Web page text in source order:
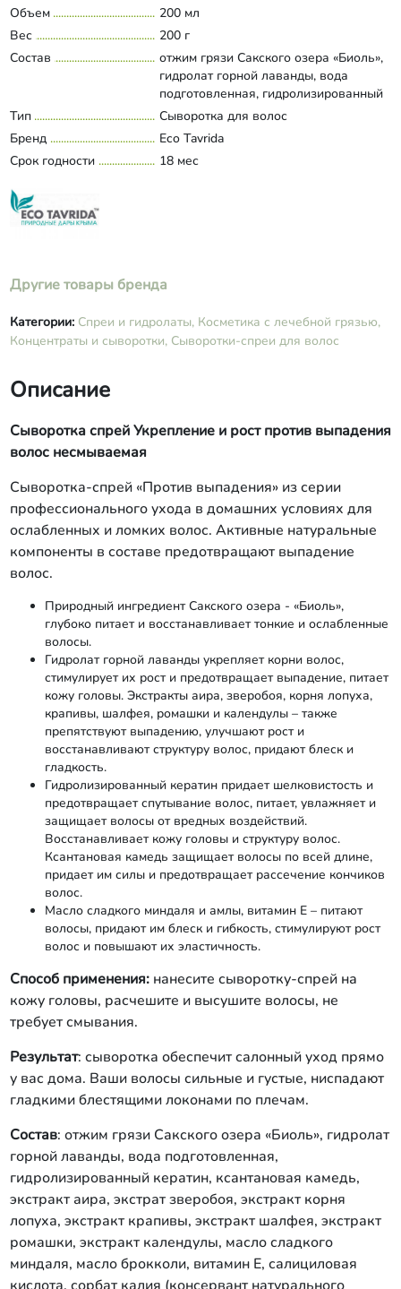
Объем
200 мл
Вес
200 г
Состав
отжим грязи Сакского озера «Биоль»,
гидролат горной лаванды, вода
подготовленная, гидролизированный
кератин, ксантановая камедь, экстракт
аира, экстрат зверобоя, экстракт
корня лопуха, экстракт крапивы,
экстракт шалфея, экстракт ромашки,
Развернуть состав
Тип
Сыворотка для волос
Бренд
Eco Tavrida
Срок годности
18 мес
Другие товары бренда
Категории: Спреи и гидролаты, Косметика с лечебной грязью,
Концентраты и сыворотки, Сыворотки-спреи для волос
Описание
Сыворотка спрей Укрепление и рост против выпадения
волос несмываемая
Сыворотка-спрей «Против выпадения» из серии
профессионального ухода в домашних условиях для
ослабленных и ломких волос. Активные натуральные
компоненты в составе предотвращают выпадение
волос.
Природный ингредиент Сакского озера - «Биоль»,
глубоко питает и восстанавливает тонкие и ослабленные
волосы.
Гидролат горной лаванды укрепляет корни волос,
стимулирует их рост и предотвращает выпадение, питает
кожу головы. Экстракты аира, зверобоя, корня лопуха,
крапивы, шалфея, ромашки и календулы – также
препятствуют выпадению, улучшают рост и
восстанавливают структуру волос, придают блеск и
гладкость.
Гидролизированный кератин придает шелковистость и
предотвращает спутывание волос, питает, увлажняет и
защищает волосы от вредных воздействий.
Восстанавливает кожу головы и структуру волос.
Ксантановая камедь защищает волосы по всей длине,
придает им силы и предотвращает рассечение кончиков
волос.
Масло сладкого миндаля и амлы, витамин Е – питают
волосы, придают им блеск и гибкость, стимулируют рост
волос и повышают их эластичность.
Способ применения:нанесите сыворотку-спрей на
кожу головы, расчешите и высушите волосы, не
требует смывания.
Результат: сыворотка обеспечит салонный уход прямо
у вас дома. Ваши волосы сильные и густые, ниспадают
гладкими блестящими локонами по плечам.
Состав: отжим грязи Сакского озера «Биоль», гидролат
горной лаванды, вода подготовленная,
гидролизированный кератин, ксантановая камедь,
экстракт аира, экстрат зверобоя, экстракт корня
лопуха, экстракт крапивы, экстракт шалфея, экстракт
ромашки, экстракт календулы, масло сладкого
миндаля, масло брокколи, витамин Е, салициловая